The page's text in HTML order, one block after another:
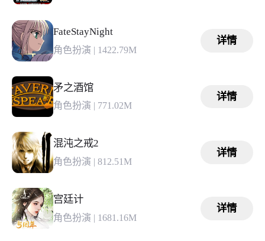
FateStayNight
角色扮演 | 1422.79M
详情
矛之酒馆
角色扮演 | 771.02M
详情
混沌之戒2
角色扮演 | 812.51M
详情
宫廷计
角色扮演 | 1681.16M
详情